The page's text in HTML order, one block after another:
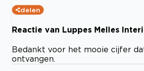
delen
Reactie van Luppes Melles
Bedankt voor het mooie cijfer
ontvangen.